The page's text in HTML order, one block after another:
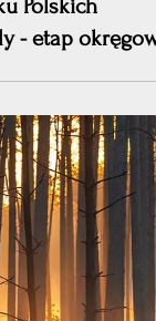
Okręgu
Polskich
- etap